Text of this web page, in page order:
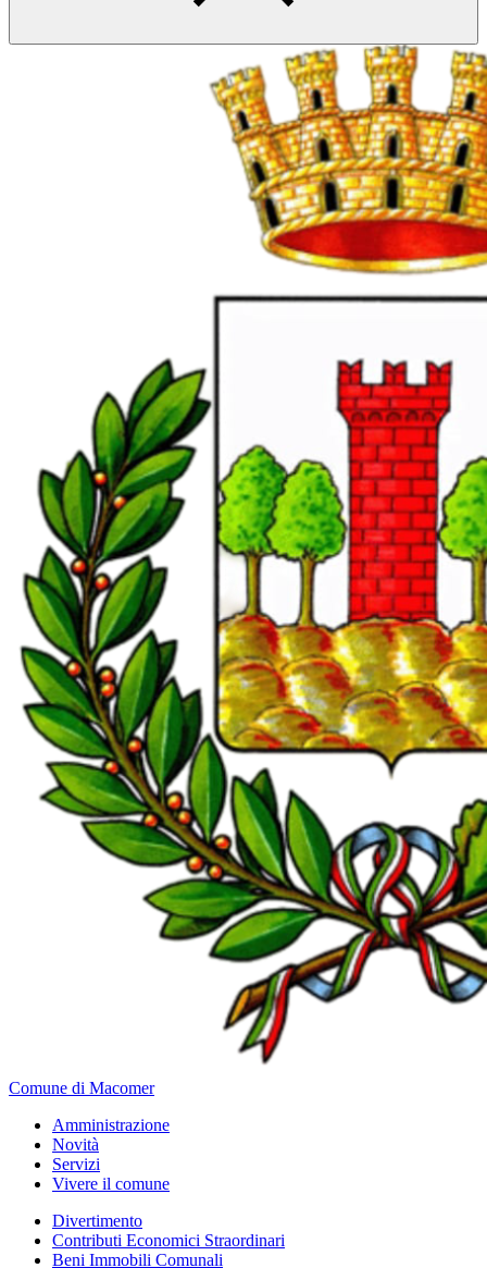
Comune di Macomer
Amministrazione
Novità
Servizi
Vivere il comune
Divertimento
Contributi Economici Straordinari
Beni Immobili Comunali